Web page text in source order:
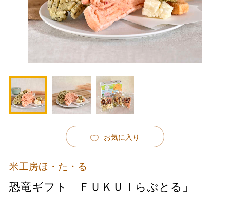
お気に入り
米工房ほ・た・る
恐竜ギフト「ＦＵＫＵＩらぷとる」